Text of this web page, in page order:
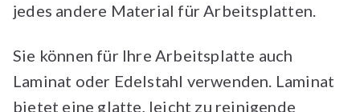
jedes andere Material für Arbeitsplatten.
Sie können für Ihre Arbeitsplatte auch
Laminat oder Edelstahl verwenden. Laminat
bietet eine glatte, leicht zu reinigende